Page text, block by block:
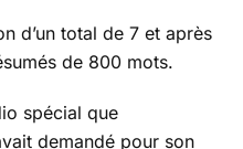
d’un total de 7 et après
de 800 mots.
spécial que
demandé pour son